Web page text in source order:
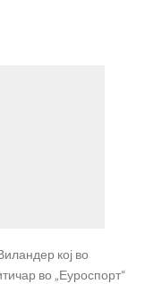
кој во
во „Еуроспорт“